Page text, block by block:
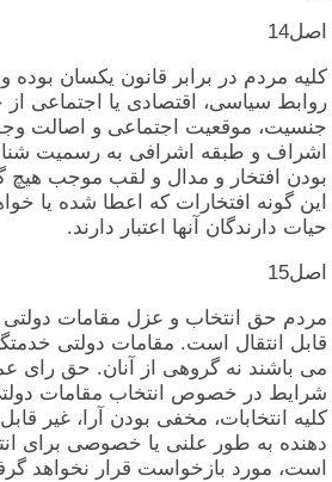
اصل‏14
کلیه‏ مردم‏ در برابر قانون‏ یکسان‏ بوده‏
روابط سیاسی‏، اقتصادی‏ یا اجتماعی‏ از
جنسیت‏، موقعیت‏ اجتماعی‏ و اصالت‏
اشراف‏ و طبقه‏ اشرافی‏ به‏ رسمیت‏
بودن‏ افتخار و مدال‏ و لقب‏ موجب‏ هیچ‏
این‏ گونه‏ افتخارات‏ که‏ اعطا شده‏ یا
حیات‏ دارندگان‏ آنها اعتبار دارند.
اصل‏15
مردم‏ حق‏ انتخاب‏ و عزل‏ مقامات‏ دولتی‏
قابل‏ انتقال‏ است‏. مقامات‏ دولتی‏
می‏ باشند نه‏ گروهی‏ از آنان‏. حق‏ رای‏
شرایط در خصوص‏ انتخاب‏ مقامات‏
کلیه‏ انتخابات‏، مخفی‏ بودن‏ آرا، غیر
دهنده‏ به‏ طور علنی‏ یا خصوصی‏ برای‏
است‏، مورد بازخواست‏ قرار نخواهد